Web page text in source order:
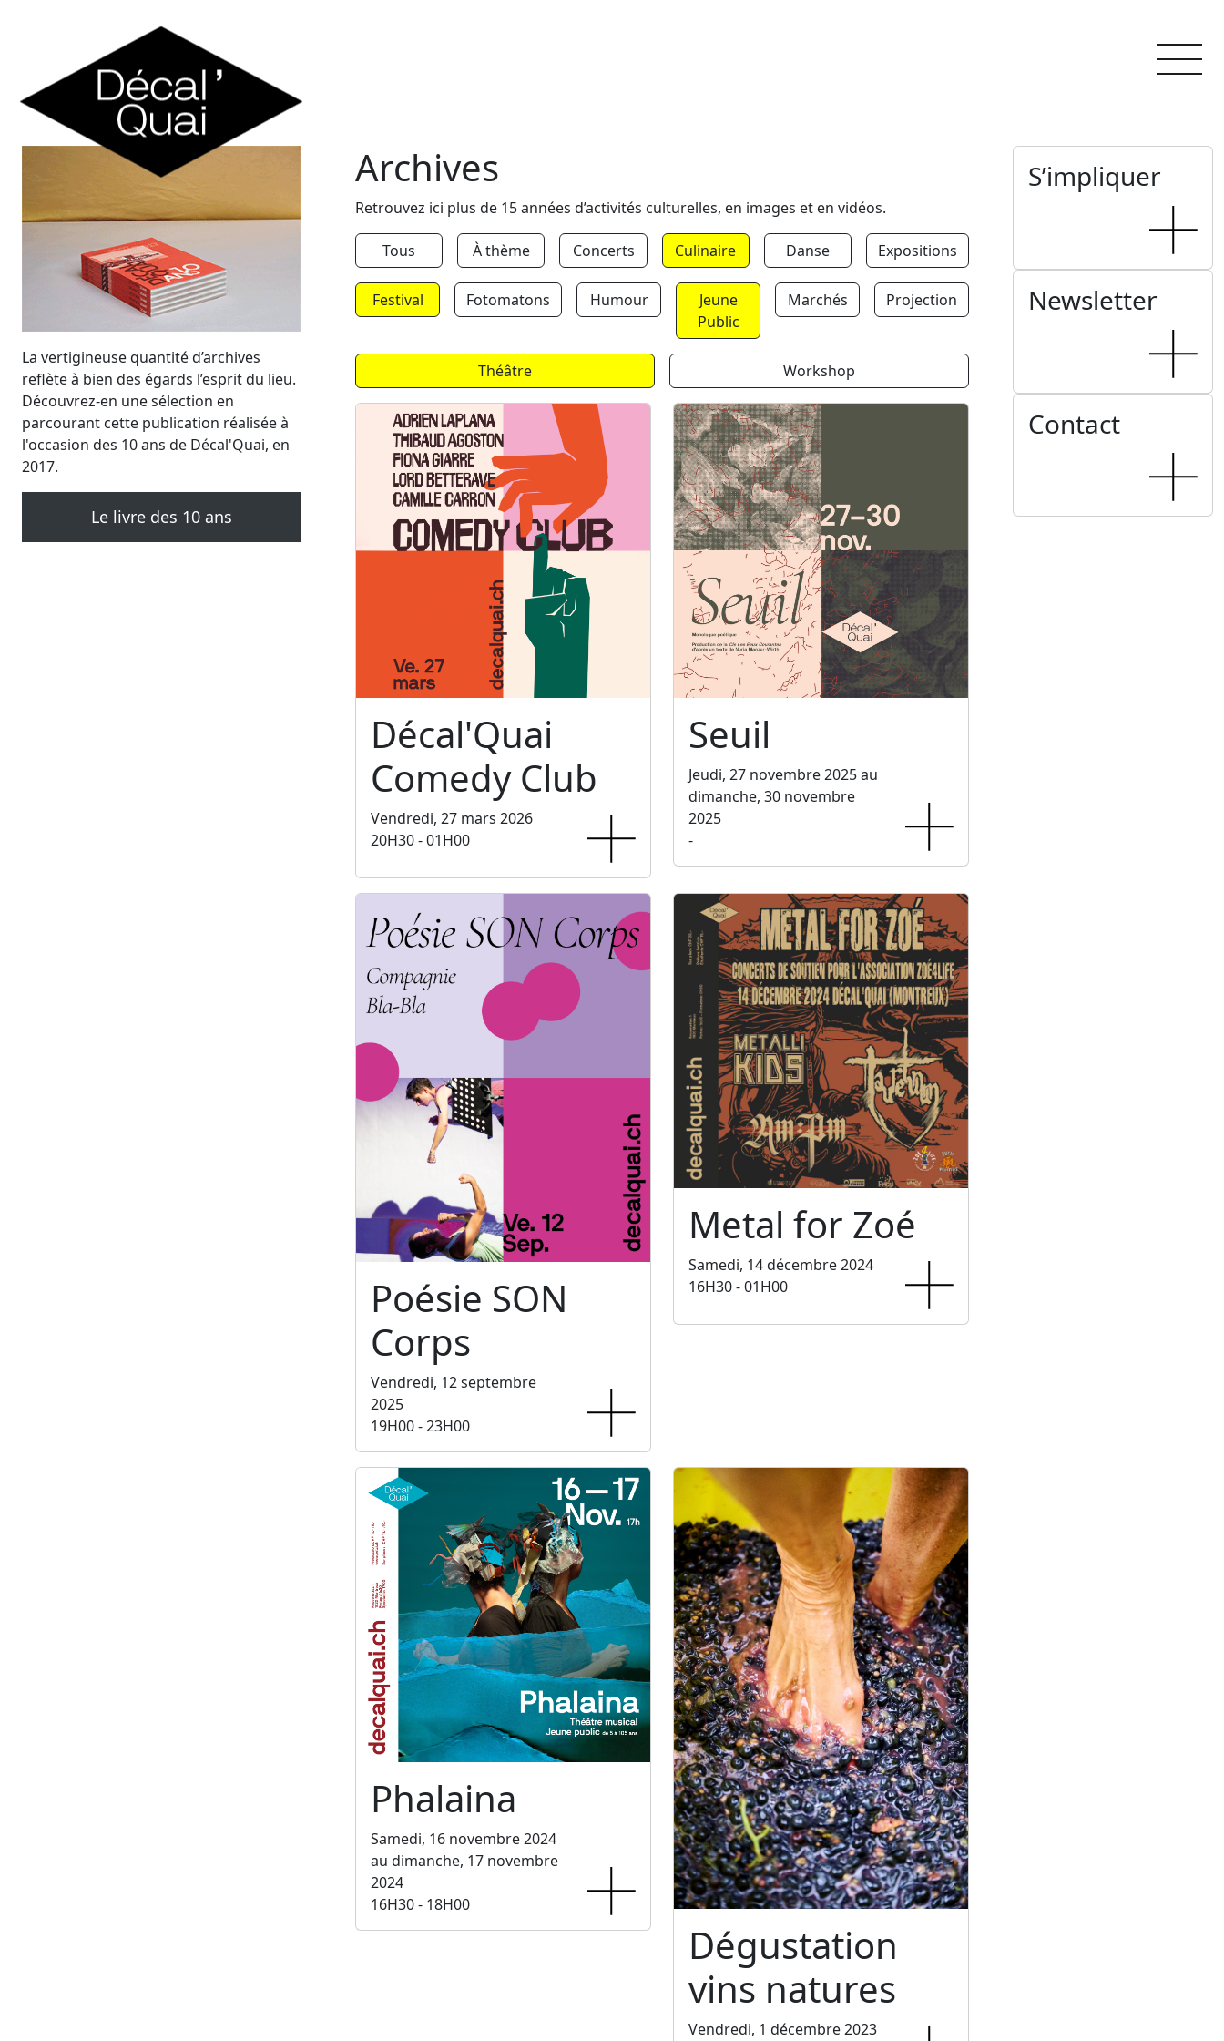
La vertigineuse quantité d’archives
reflète à bien des égards l’esprit du lieu.
Découvrez-en une sélection en
parcourant cette publication réalisée à
l'occasion des 10 ans de Décal'Quai, en
2017.
Le livre des 10 ans
Archives
Retrouvez ici plus de 15 années d’activités culturelles, en images et en vidéos.
Tous À thème Concerts Culinaire Danse Expositions
Festival Fotomatons Humour
Jeune
Public
Marchés Projection
Théâtre Workshop
Décal'Quai
Comedy Club
Vendredi, 27 mars 2026
20H30 - 01H00
Seuil
Jeudi, 27 novembre 2025 au
dimanche, 30 novembre
2025
-
Poésie SON
Corps
Vendredi, 12 septembre
2025
19H00 - 23H00
Metal for Zoé
Samedi, 14 décembre 2024
16H30 - 01H00
Phalaina
Samedi, 16 novembre 2024
au dimanche, 17 novembre
2024
16H30 - 18H00
Dégustation
vins natures
Vendredi, 1 décembre 2023
S’impliquer
Newsletter
Contact